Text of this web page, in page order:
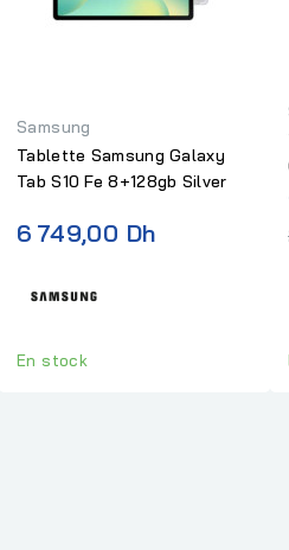
Samsung
Tablette Samsung Galaxy
Tab S10 Fe 8+128gb Silver
6 749,00 Dh
En stock